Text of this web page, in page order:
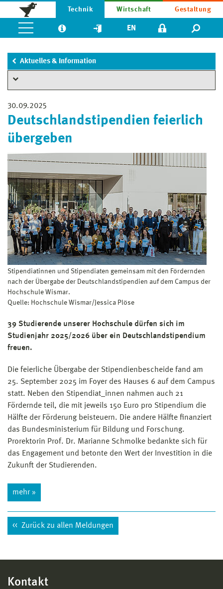
Technik Wirtschaft Gestaltung
EN
Aktuelles & Information
30.09.2025
Deutschlandstipendien feierlich
übergeben
Stipendiatinnen und Stipendiaten gemeinsam mit den Fördernden
nach der Übergabe der Deutschlandstipendien auf dem Campus der
Hochschule Wismar.
Quelle: Hochschule Wismar/Jessica Plöse
39 Studierende unserer Hochschule dürfen sich im
Studienjahr 2025/2026 über ein Deutschlandstipendium
freuen.
Die feierliche Übergabe der Stipendienbescheide fand am
25. September 2025 im Foyer des Hauses 6 auf dem Campus
statt. Neben den Stipendiat_innen nahmen auch 21
Fördernde teil, die mit jeweils 150 Euro pro Stipendium die
Hälfte der Förderung beisteuern. Die andere Hälfte finanziert
das Bundesministerium für Bildung und Forschung.
Prorektorin Prof. Dr. Marianne Schmolke bedankte sich für
das Engagement und betonte den Wert der Investition in die
Zukunft der Studierenden.
mehr »
Zurück zu allen Meldungen
Kontakt